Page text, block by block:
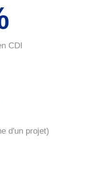
CDI
d'un projet)